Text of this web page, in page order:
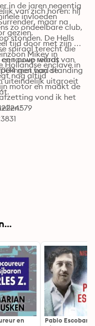
in de jaren negentig
invloeden
zo ondeelbare club,
stonden. De Hells
spiraal terecht die
een coup wordt
met bad standing
van zich horen: hij
maar na
gezien.
tijd door met zijn
Mikey in
Hollandse enclave in
nog altijd
motor en maakt de
vond ik het
rauwe relaas van
van de
uiteindelijk uitgroeit
en
Pablo Escobar